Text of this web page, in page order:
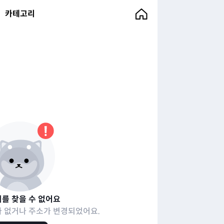
카테고리
찾을 수 없어요
없거나 주소가 변경되었어요.